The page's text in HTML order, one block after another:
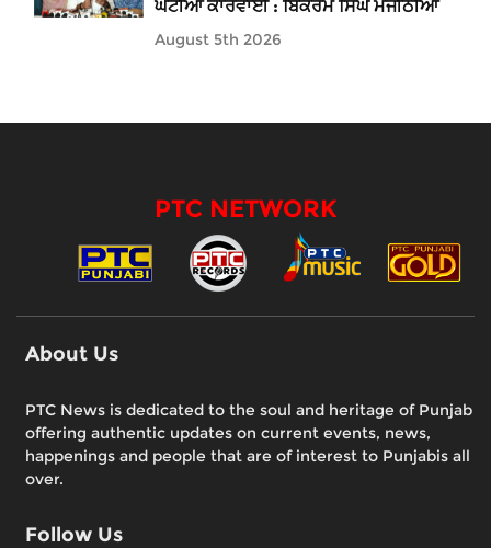
ਘਟੀਆ ਕਾਰਵਾਈ : ਬਿਕਰਮ ਸਿੰਘ ਮਜੀਠੀਆ
August 5th 2026
PTC NETWORK
About Us
PTC News is dedicated to the soul and heritage of Punjab
offering authentic updates on current events, news,
happenings and people that are of interest to Punjabis all
over.
Follow Us